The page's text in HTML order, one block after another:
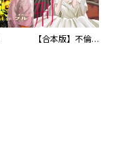
【合本版】不倫処刑